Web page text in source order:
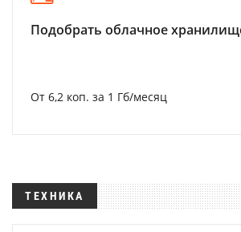
Подобрать облачное
От 6,2 коп. за 1 Гб/месяц
ТЕХНИКА